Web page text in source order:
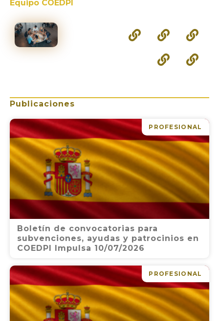
Equipo COEDPI
Publicaciones
PROFESIONAL
Boletín de convocatorias para
subvenciones, ayudas y patrocinios en
COEDPI Impulsa 10/07/2026
PROFESIONAL